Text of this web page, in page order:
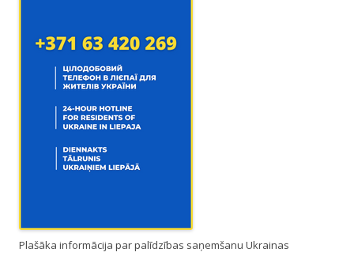
Plašāka informācija par palīdzības saņemšanu Ukrainas